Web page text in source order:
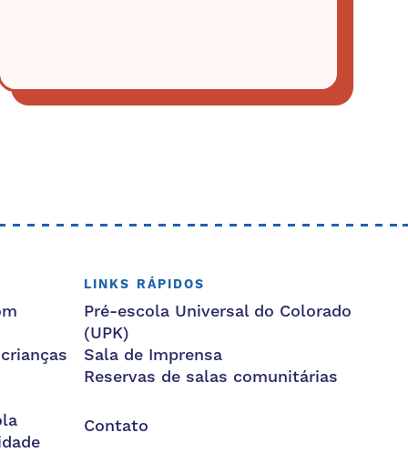
LINKS RÁPIDOS
Pré-escola Universal do Colorado
(UPK)
Sala de Imprensa
Reservas de salas comunitárias
Contato